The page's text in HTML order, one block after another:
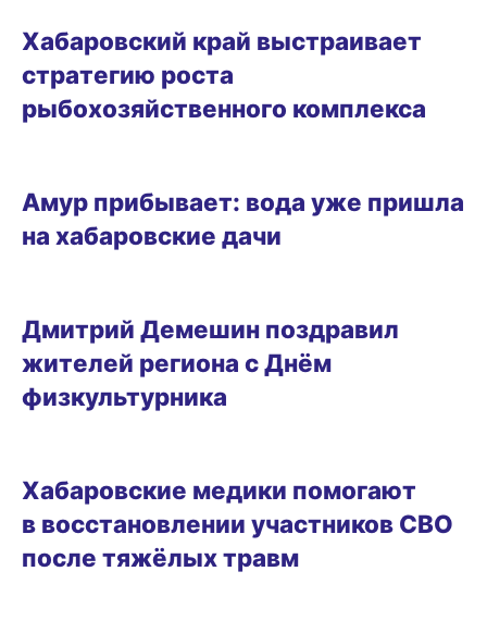
Хабаровский край выстраивает
стратегию роста
рыбохозяйственного комплекса
Амур прибывает: вода уже пришла
на хабаровские дачи
Дмитрий Демешин поздравил
жителей региона с Днём
физкультурника
Хабаровские медики помогают
в восстановлении участников СВО
после тяжёлых травм